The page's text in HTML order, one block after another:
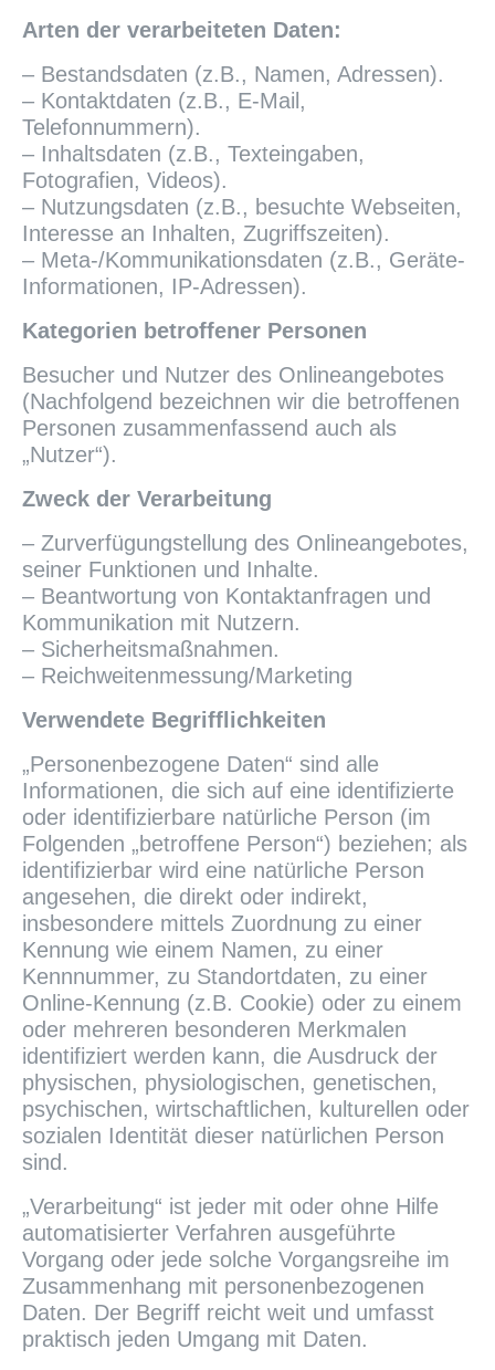
Arten der verarbeiteten Daten:
– Bestandsdaten (z.B., Namen, Adressen).
– Kontaktdaten (z.B., E-Mail,
Telefonnummern).
– Inhaltsdaten (z.B., Texteingaben,
Fotografien, Videos).
– Nutzungsdaten (z.B., besuchte Webseiten,
Interesse an Inhalten, Zugriffszeiten).
– Meta-/Kommunikationsdaten (z.B., Geräte-
Informationen, IP-Adressen).
Kategorien betroffener Personen
Besucher und Nutzer des Onlineangebotes
(Nachfolgend bezeichnen wir die betroffenen
Personen zusammenfassend auch als
„Nutzer“).
Zweck der Verarbeitung
– Zurverfügungstellung des Onlineangebotes,
seiner Funktionen und Inhalte.
– Beantwortung von Kontaktanfragen und
Kommunikation mit Nutzern.
– Sicherheitsmaßnahmen.
– Reichweitenmessung/Marketing
Verwendete Begrifflichkeiten
„Personenbezogene Daten“ sind alle
Informationen, die sich auf eine identifizierte
oder identifizierbare natürliche Person (im
Folgenden „betroffene Person“) beziehen; als
identifizierbar wird eine natürliche Person
angesehen, die direkt oder indirekt,
insbesondere mittels Zuordnung zu einer
Kennung wie einem Namen, zu einer
Kennnummer, zu Standortdaten, zu einer
Online-Kennung (z.B. Cookie) oder zu einem
oder mehreren besonderen Merkmalen
identifiziert werden kann, die Ausdruck der
physischen, physiologischen, genetischen,
psychischen, wirtschaftlichen, kulturellen oder
sozialen Identität dieser natürlichen Person
sind.
„Verarbeitung“ ist jeder mit oder ohne Hilfe
automatisierter Verfahren ausgeführte
Vorgang oder jede solche Vorgangsreihe im
Zusammenhang mit personenbezogenen
Daten. Der Begriff reicht weit und umfasst
praktisch jeden Umgang mit Daten.